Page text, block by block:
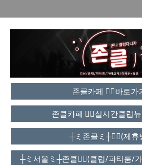
존클카페 ❤️‍🔥바로가
존클카페 ❤️‍🔥실시간클럽
┼ミ존클ミ┼❤️‍🔥(제휴
┼ミ서울ミ┼존클❤️‍🔥(클럽/파티룸/